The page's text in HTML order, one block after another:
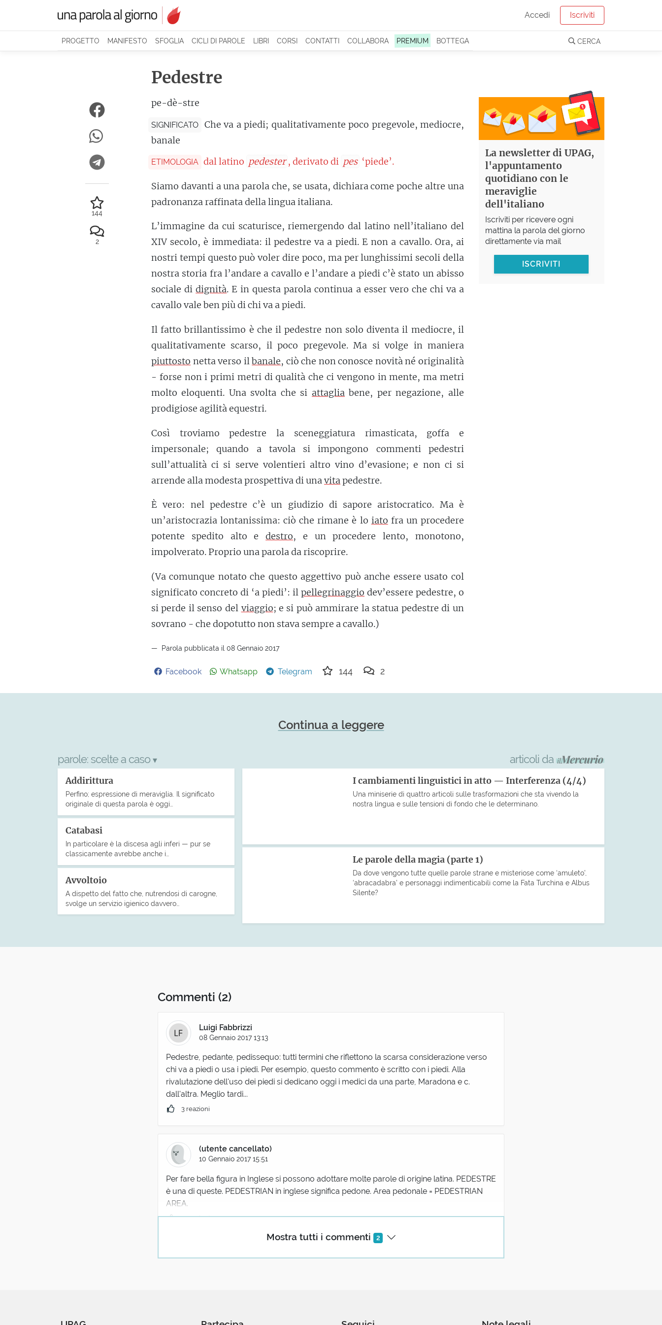
Accedi Iscriviti
PROGETTO MANIFESTO SFOGLIA CICLI DI PAROLE LIBRI CORSI CONTATTI COLLABORA PREMIUM BOTTEGA CERCA
Pedestre
pe-dè-stre
SIGNIFICATO
Che va a piedi; qualitativamente poco pregevole, mediocre,
banale
ETIMOLOGIA dal latino pedester , derivato di pes ‘piede’.
Siamo davanti a una parola che, se usata, dichiara come poche altre una
padronanza raffinata della lingua italiana.
L’immagine da cui scaturisce, riemergendo dal latino nell’italiano del
XIV secolo, è immediata: il pedestre va a piedi. E non a cavallo. Ora, ai
nostri tempi questo può voler dire poco, ma per lunghissimi secoli della
nostra storia fra l’andare a cavallo e l’andare a piedi c’è stato un abisso
sociale didignità. E in questa parola continua a esser vero che chi va a
cavallo vale ben più di chi va a piedi.
Il fatto brillantissimo è che il pedestre non solo diventa il mediocre, il
qualitativamente scarso, il poco pregevole. Ma si volge in maniera
piuttosto netta verso ilbanale, ciò che non conosce novità né originalità
- forse non i primi metri di qualità che ci vengono in mente, ma metri
molto eloquenti. Una svolta che si attaglia bene, per negazione, alle
prodigiose agilità equestri.
Così troviamo pedestre la sceneggiatura rimasticata, goffa e
impersonale; quando a tavola si impongono commenti pedestri
sull’attualità ci si serve volentieri altro vino d’evasione; e non ci si
arrende alla modesta prospettiva di una vita pedestre.
È vero: nel pedestre c’è un giudizio di sapore aristocratico. Ma è
un’aristocrazia lontanissima: ciò che rimane è lo iato fra un procedere
potente spedito alto edestro, e un procedere lento, monotono,
impolverato. Proprio una parola da riscoprire.
(Va comunque notato che questo aggettivo può anche essere usato col
significato concreto di ‘a piedi’: il pellegrinaggio dev’essere pedestre, o
si perde il senso del viaggio; e si può ammirare la statua pedestre di un
sovrano - che dopotutto non stava sempre a cavallo.)
Parola pubblicata il 08 Gennaio 2017
Facebook Whatsapp Telegram 144 2
144
2
La newsletter di UPAG,
l'appuntamento
quotidiano con le
meraviglie
dell'italiano
Iscriviti per ricevere ogni
mattina la parola del giorno
direttamente via mail
ISCRIVITI
Continua a leggere
parole: scelte a caso ▾
Addirittura
Perfino; espressione di meraviglia. Il significato
originale di questa parola è oggi…
Catabasi
In particolare è la discesa agli inferi — pur se
classicamente avrebbe anche i…
Avvoltoio
A dispetto del fatto che, nutrendosi di carogne,
svolge un servizio igienico davvero…
articoli da
I cambiamenti linguistici in atto — Interferenza (4/4)
Una miniserie di quattro articoli sulle trasformazioni che sta vivendo la
nostra lingua e sulle tensioni di fondo che le determinano.
Le parole della magia (parte 1)
Da dove vengono tutte quelle parole strane e misteriose come ‘amuleto’,
‘abracadabra’ e personaggi indimenticabili come la Fata Turchina e Albus
Silente?
Commenti (2)
Mostra tutti i commenti 2
Luigi Fabbrizzi
08 Gennaio 2017 13:13
Pedestre, pedante, pedissequo: tutti termini che riflettono la scarsa considerazione verso
chi va a piedi o usa i piedi. Per esempio, questo commento è scritto con i piedi. Alla
rivalutazione dell'uso dei piedi si dedicano oggi i medici da una parte, Maradona e c.
dall'altra. Meglio tardi...
3 reazioni
(utente cancellato)
10 Gennaio 2017 15:51
Per fare bella figura in Inglese si possono adottare molte parole di origine latina. PEDESTRE
è una di queste. PEDESTRIAN in inglese significa pedone. Area pedonale = PEDESTRIAN
AREA.
3 reazioni